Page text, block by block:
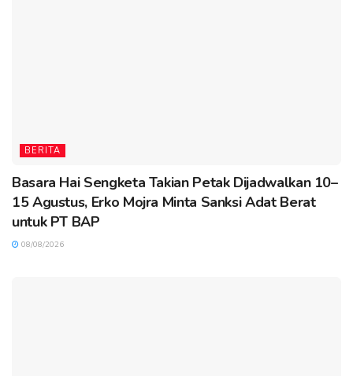
BERITA
Basara Hai Sengketa Takian Petak Dijadwalkan 10–
15 Agustus, Erko Mojra Minta Sanksi Adat Berat
untuk PT BAP
08/08/2026